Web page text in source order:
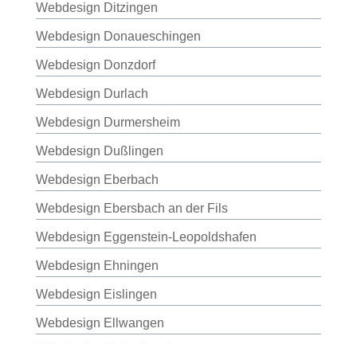
Webdesign Ditzingen
Webdesign Donaueschingen
Webdesign Donzdorf
Webdesign Durlach
Webdesign Durmersheim
Webdesign Dußlingen
Webdesign Eberbach
Webdesign Ebersbach an der Fils
Webdesign Eggenstein-Leopoldshafen
Webdesign Ehningen
Webdesign Eislingen
Webdesign Ellwangen